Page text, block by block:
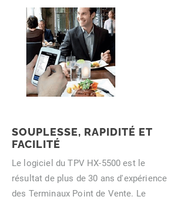
SOUPLESSE, RAPIDITÉ ET
FACILITÉ
Le logiciel du TPV HX-5500 est le
résultat de plus de 30 ans d'expérience
des Terminaux Point de Vente. Le